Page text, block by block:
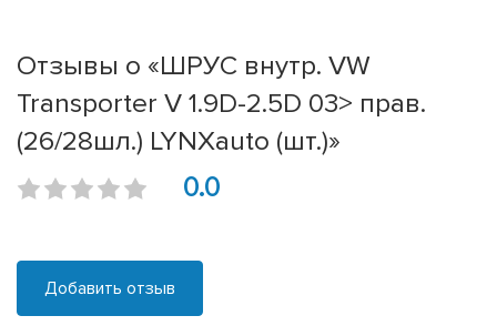
Отзывы о «ШРУС внутр. VW
Transporter V 1.9D-2.5D 03> прав.
(26/28шл.) LYNXauto (шт.)»
0.0
Добавить отзыв